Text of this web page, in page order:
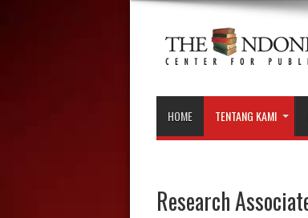
HOME TENTANG KAMI
Research